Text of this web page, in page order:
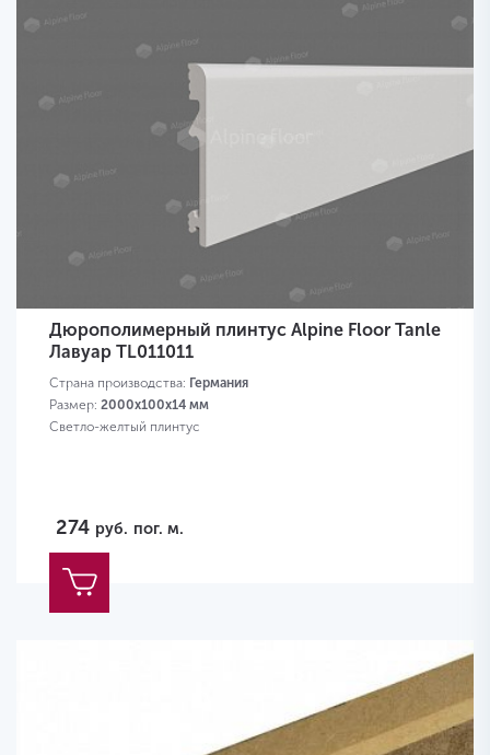
Дюрополимерный плинтус Alpine Floor Tanle
Лавуар TL011011
Страна производства: Германия
Размер: 2000х100x14 мм
Светло-желтый плинтус
274 руб. пог. м.